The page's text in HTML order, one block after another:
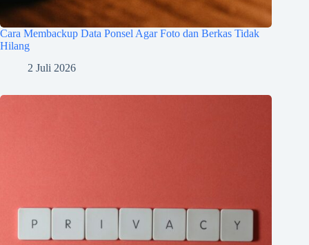
Cara Membackup Data Ponsel Agar Foto dan Berkas Tidak
Hilang
2 Juli 2026